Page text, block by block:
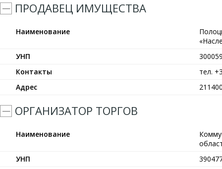
ПРОДАВЕЦ ИМУЩЕСТВА
Наименование
УНП
Контакты
тел.
Адрес
ОРГАНИЗАТОР ТОРГОВ
Наименование
УНП